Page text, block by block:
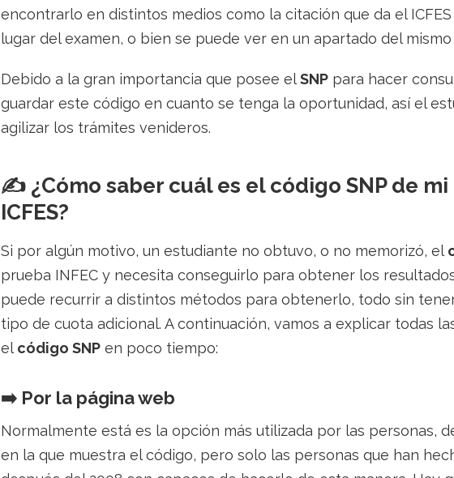
encontrarlo en distintos medios como la citación que da el
lugar del examen, o bien se puede ver en un apartado del mismo
Debido a la gran importancia que posee elSNP para hacer
guardar este código en cuanto se tenga la oportunidad, así el
agilizar los trámites venideros.
✍️ ¿Cómo saber cuál es el código SNP de
ICFES?
Si por algún motivo, un estudiante no obtuvo, o no memorizó, el
prueba INFEC y necesita conseguirlo para obtener los
puede recurrir a distintos métodos para obtenerlo, todo sin
tipo de cuota adicional. A continuación, vamos a explicar todas
el código SNP en poco tiempo:
➡️​ Por la página web
Normalmente está es la opción más utilizada por las personas,
en la que muestra el código, pero solo las personas que han